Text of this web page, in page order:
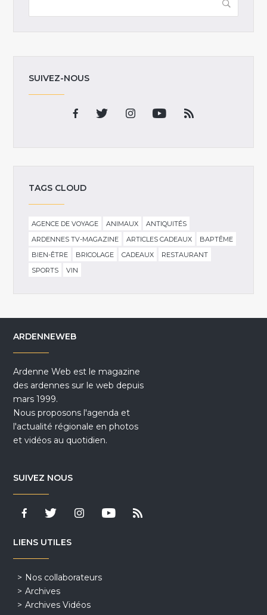
SUIVEZ-NOUS
TAGS CLOUD
AGENCE DE VOYAGE ANIMAUX
ANTIQUITÉS
ARDENNES TV-MAGAZINE
ARTICLES CADEAUX
BAPTÊME
BIEN-ÊTRE
BRICOLAGE CADEAUX
RESTAURANT
SPORTS
VIN
ARDENNEWEB
Ardenne Web est le magazine
des ardennes sur le web depuis
mars 1999.
Nous proposons l'agenda et
l'actualité régionale en photos
et vidéos au quotidien.
SUIVEZ NOUS
LIENS UTILES
Nos collaborateurs
Archives
Archives Vidéos